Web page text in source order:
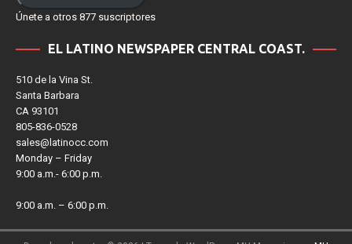
510 de la Vina St.
Santa Barbara
CA 93101
805-836-0528
sales@latinocc.com
Monday – Friday